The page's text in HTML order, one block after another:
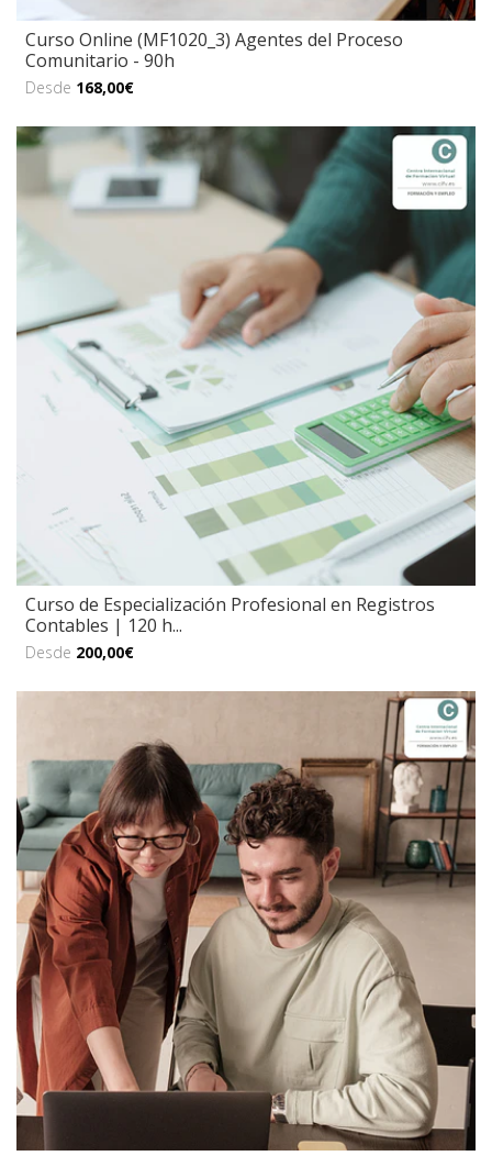
Curso Online (MF1020_3) Agentes del Proceso
Comunitario - 90h
Desde 168,00€
Curso de Especialización Profesional en Registros
Contables | 120 h...
Desde 200,00€